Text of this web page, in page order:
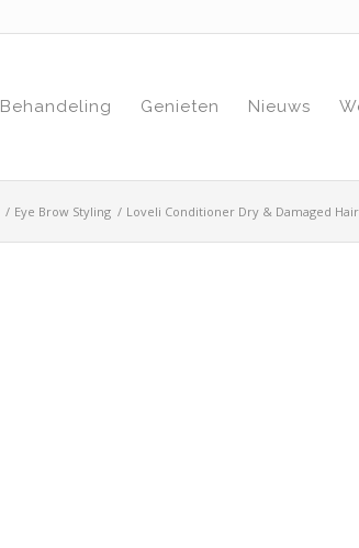
Behandeling Genieten Nieuws
/ Eye Brow Styling / Loveli Conditioner Dry & Damaged Hair